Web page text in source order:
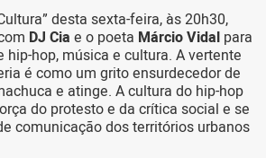
desta sexta-feira, às 20h30,
DJ Cia e o poeta Márcio Vidal para
hip-hop, música e cultura. A vertente
é como um grito ensurdecedor de
e atinge. A cultura do hip-hop
do protesto e da crítica social e se
comunicação dos territórios urbanos